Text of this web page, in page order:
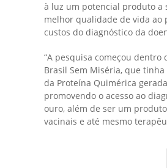
à luz um potencial produto a
melhor qualidade de vida ao
custos do diagnóstico da
“A pesquisa começou
Brasil Sem Miséria, que
da Proteína Quimérica
promovendo o acesso ao
ouro, além de ser um
vacinais e até mesmo